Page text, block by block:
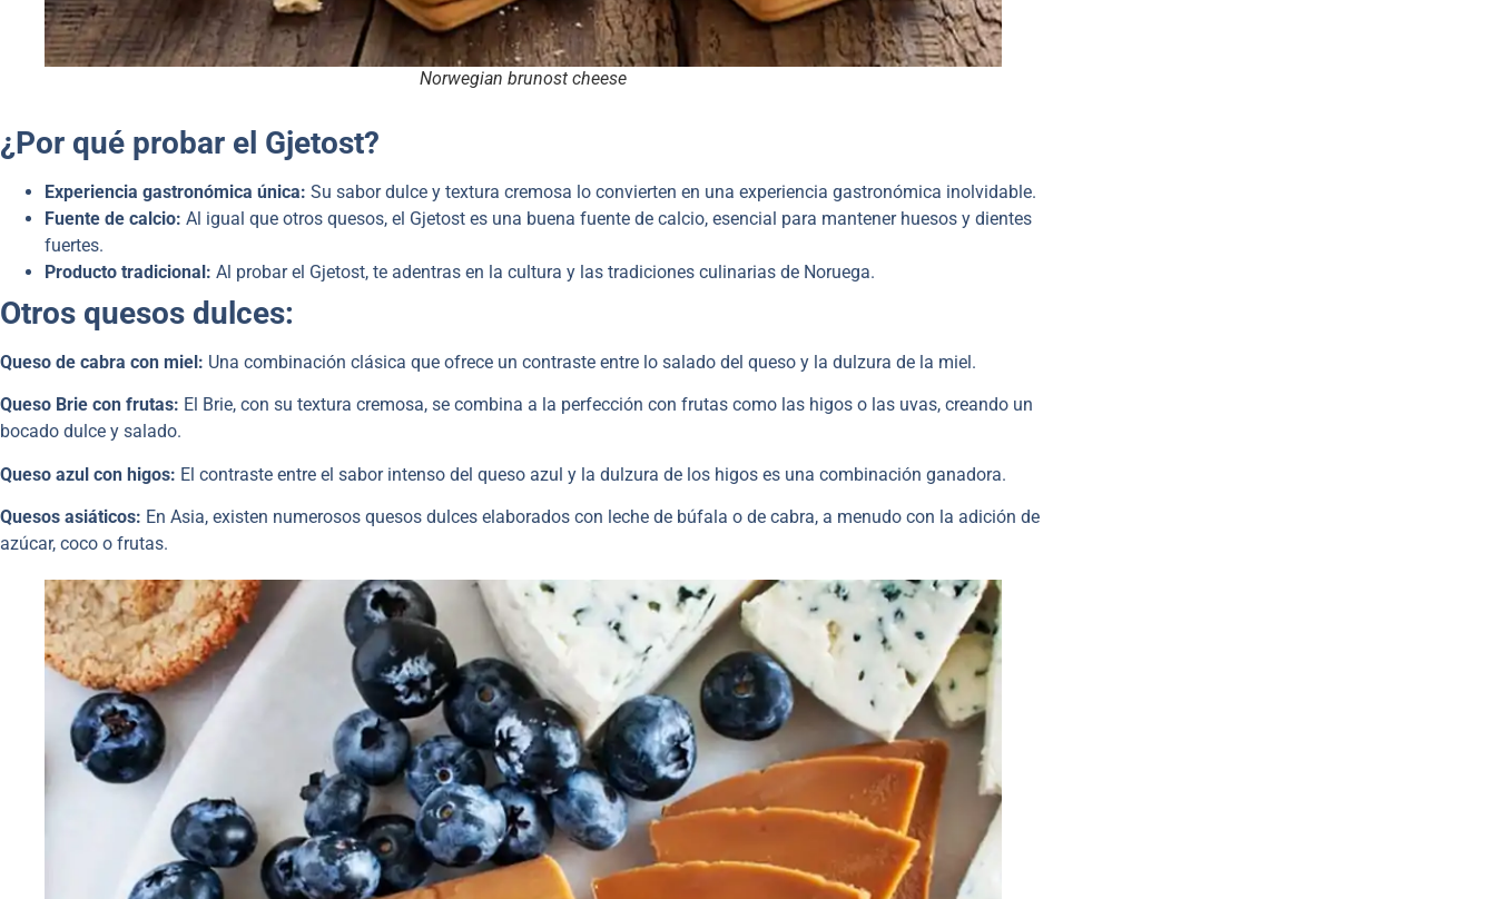
Norwegian brunost cheese
¿Por qué probar el Gjetost?
Experiencia gastronómica única: Su sabor dulce y textura cremosa lo convierten en una experiencia gastronómica inolvidable.
Fuente de calcio: Al igual que otros quesos, el Gjetost es una buena fuente de calcio, esencial para mantener huesos y dientes
fuertes.
Producto tradicional: Al probar el Gjetost, te adentras en la cultura y las tradiciones culinarias de Noruega.
Otros quesos dulces:
Queso de cabra con miel: Una combinación clásica que ofrece un contraste entre lo salado del queso y la dulzura de la miel.
Queso Brie con frutas: El Brie, con su textura cremosa, se combina a la perfección con frutas como las higos o las uvas, creando un
bocado dulce y salado.
Queso azul con higos: El contraste entre el sabor intenso del queso azul y la dulzura de los higos es una combinación ganadora.
Quesos asiáticos: En Asia, existen numerosos quesos dulces elaborados con leche de búfala o de cabra, a menudo con la adición de
azúcar, coco o frutas.